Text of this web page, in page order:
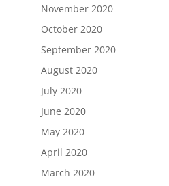
November 2020
October 2020
September 2020
August 2020
July 2020
June 2020
May 2020
April 2020
March 2020